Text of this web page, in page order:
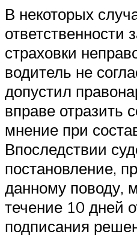
В некоторых
ответственности
страховки
водитель не
допустил
вправе отразить
мнение при
Впоследствии
постановление,
данному поводу,
течение 10 дней
подписания